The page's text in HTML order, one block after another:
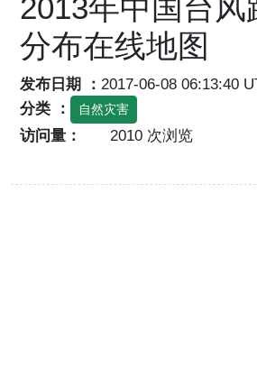
2013年中国台风
分布在线地图
发布日期 ： 2017-06-08 06:13:40
分类 ：
自然灾害
访问量： 2010 次浏览